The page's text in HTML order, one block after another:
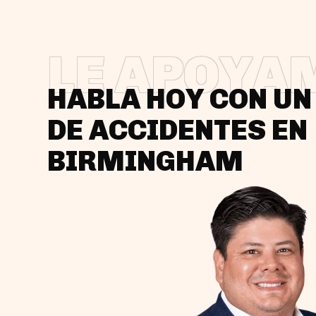
HABLA HOY CON
DE ACCIDENTES EN
BIRMINGHAM
LE